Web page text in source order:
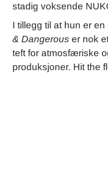
stadig voksende
I tillegg til at hun er
& Dangerous er nok
teft for atmosfæriske
produksjoner. Hit the